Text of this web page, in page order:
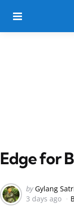
Edge for
Posted
by
by Gylang
3 days ago